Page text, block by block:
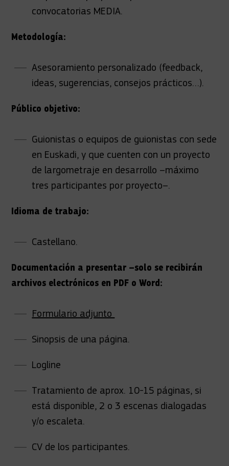
convocatorias MEDIA.
Metodología:
Asesoramiento personalizado (feedback,
ideas, sugerencias, consejos prácticos…).
Público objetivo:
Guionistas o equipos de guionistas con sede
en Euskadi, y que cuenten con un proyecto
de largometraje en desarrollo –máximo
tres participantes por proyecto–.
Idioma de trabajo:
Castellano.
Documentación a presentar –solo se recibirán
archivos electrónicos en PDF o Word:
Formulario adjunto
Sinopsis de una página.
Logline
Tratamiento de aprox. 10-15 páginas, si
está disponible, 2 o 3 escenas dialogadas
y/o escaleta.
CV de los participantes.